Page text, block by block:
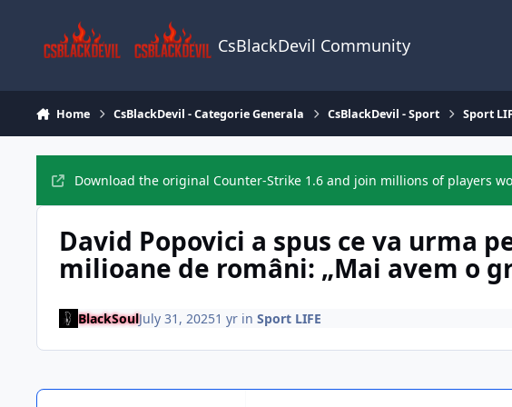
CsBlackDevil Community
Home CsBlackDevil - Categorie Generala CsBlackDevil - Sport Sport
Download the original Counter-Strike 1.6 and join millions of players
David Popovici a spus ce va urma
milioane de români: „Mai avem o
BlackSoulJuly 31, 20251 yrin Sport LIFE